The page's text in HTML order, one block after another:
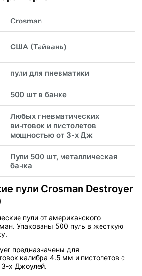
Crosman
CША (Тайвань)
пули для пневматики
500 шт в банке
Любых пневматических
винтовок и пистолетов
мощностью от 3-х Дж
Пули 500 шт, металлическая
банка
пули Crosman Destroyer
пули от американского
Упакованы 500 пуль в жесткую
предназначены для
калибра 4.5 мм и пистолетов с
3-х Джоулей.